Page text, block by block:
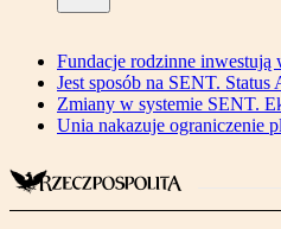
Fundacje rodzinne inwestują
Jest sposób na SENT.
Zmiany w systemie SENT.
Unia nakazuje ograniczenie